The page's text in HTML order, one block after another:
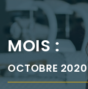
MOIS :
OCTOBRE 2020